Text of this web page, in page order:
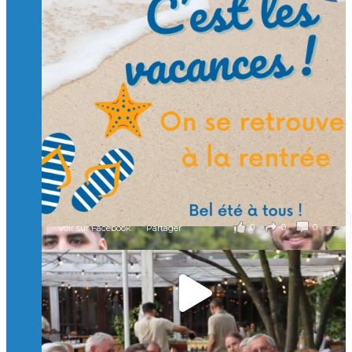
Charger plus Suivre sur Instagram
🙏 Soutenez l’Isep via la taxe d’apprentissage 2026
et contribuons ensemble à former les générations
d’ingénieurs de demain. 🙏
Merci à tous !
🎯 Taxe d’apprentissage 2026 : avec l'Isep, investissez pour
un numérique au service de l'humain !
À l’Isep, nous formons des ingénieurs, des bachelors, des
Mastères Spécialisés, qui allient excellence technologique et
valeurs humaines, au cœur de notre pro
...Voir plus
il y a 2 mois
0 0 0
Voir sur Facebook · Partager
🚀Afterwork à Genève 🚀
🥳 Le 22 avril dernier, 14 Alumni vivant / travaillant
en Suisse ont partagé un moment convivial de
retrouvailles et d'échanges !